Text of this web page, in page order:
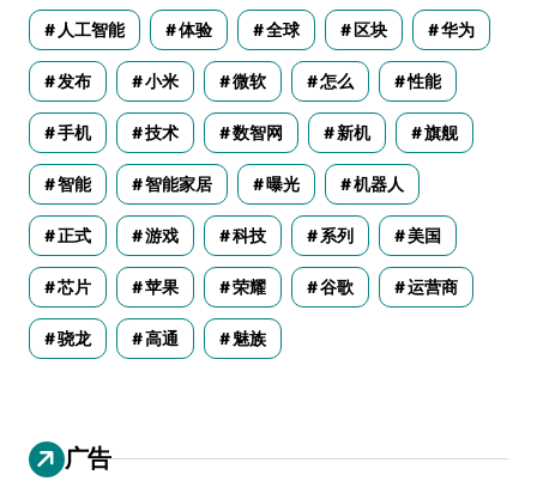
人工智能 体验 全球 区块 华为
发布 小米 微软 怎么 性能
手机 技术 数智网 新机 旗舰
智能 智能家居 曝光 机器人
正式 游戏 科技 系列 美国
芯片 苹果 荣耀 谷歌 运营商
骁龙 高通 魅族
广告